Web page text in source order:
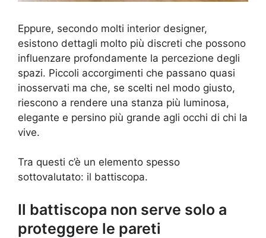
Eppure, secondo molti interior designer,
esistono dettagli molto più discreti che possono
influenzare profondamente la percezione degli
spazi. Piccoli accorgimenti che passano quasi
inosservati ma che, se scelti nel modo giusto,
riescono a rendere una stanza più luminosa,
elegante e persino più grande agli occhi di chi la
vive.
Tra questi c’è un elemento spesso
sottovalutato: il battiscopa.
Il battiscopa non serve solo a
proteggere le pareti